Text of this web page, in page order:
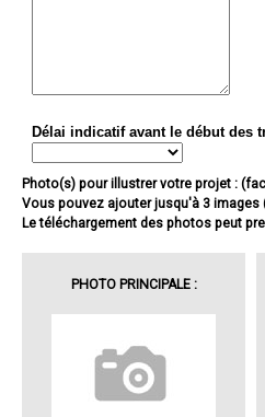
Délai indicatif avant le début des
Photo(s) pour illustrer votre projet :
Vous pouvez ajouter jusqu'à 3 images
Le téléchargement des photos peut
PHOTO PRINCIPALE :